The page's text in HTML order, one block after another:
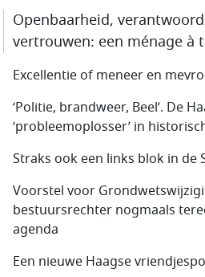
Openbaarheid,
vertrouwen: een ménage à
Excellentie of meneer en
‘Politie, brandweer, Beel’. De
‘probleemoplosser’ in
Straks ook een links blok in de
Voorstel voor
bestuursrechter nogmaals
agenda
Een nieuwe Haagse